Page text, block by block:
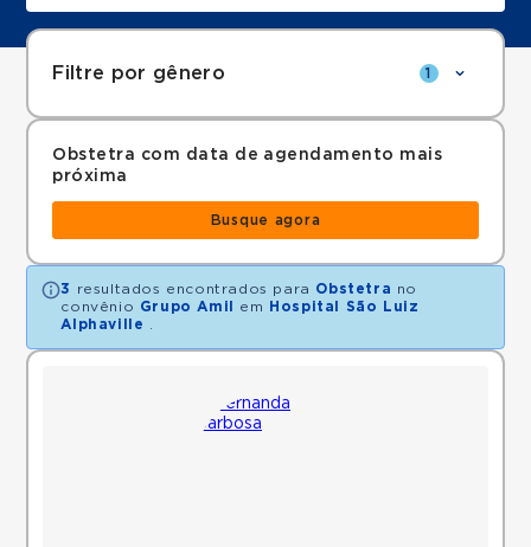
Filtre por gênero 1
Obstetra com data de agendamento mais
próxima
Busque agora
3 resultados encontrados para Obstetra no
convênio Grupo Amil em
Hospital São Luiz
Alphaville